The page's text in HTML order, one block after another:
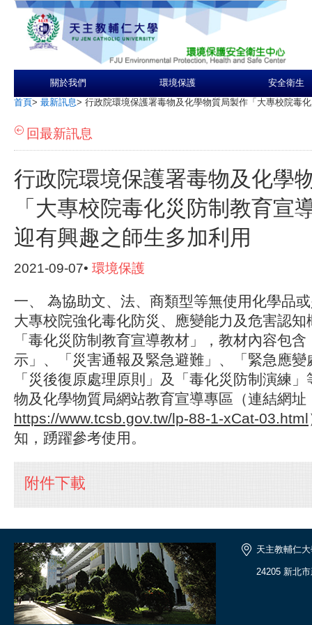
關於我們 環境保護 安全衛生
首頁> 最新訊息> 行政院環境保護署毒物及化學物質局製作「大專校院毒
回最新訊息
行政院環境保護署毒物及化學
「大專校院毒化災防制教育宣
迎有興趣之師生多加利用
2021-09-07• 環境保護
一、 為協助文、法、商類型等無使用化學品
大專校院強化毒化防災、應變能力及危害認知
「毒化災防制教育宣導教材」，教材內容包
示」、「災害通報及緊急避難」、「緊急應變
「災後復原處理原則」及「毒化災防制演練
物及化學物質局網站教育宣導專區（連結網址
https://www.tcsb.gov.tw/lp-88-1-xCat-03.html
知，踴躍參考使用。
附件下載
天主教輔仁
24205 新北